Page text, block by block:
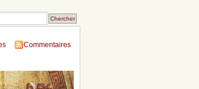
Commentaires